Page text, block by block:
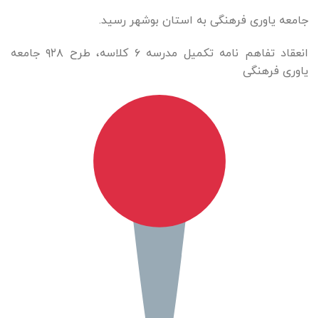
جامعه یاوری فرهنگی به استان بوشهر رسید.
انعقاد تفاهم نامه تکمیل مدرسه ۶ کلاسه، طرح ۹۲۸ جامعه
یاوری فرهنگی